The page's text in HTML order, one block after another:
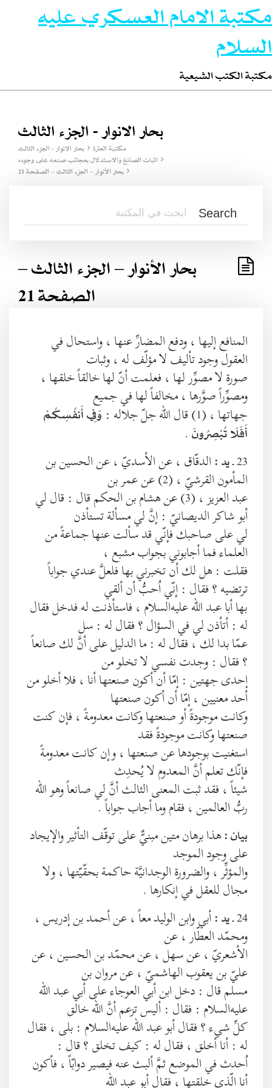
مكتبة الامام العسكري عليه
السلام
مكتبة الكتب الشيعية
بحار الانوار - الجزء الثالث
مكتبة العترة
بحار الانوار - الجزء الثالث
اثبات الصانع والاستدلال بعجائب صنعه على وجوده
بحار الأنوار – الجزء الثالث – الصفحة 21
بحار الأنوار – الجزء الثالث –
الصفحة 21
المنافع إليها ، ودفع المضارِّ عنها ، واستحال في
العقول وجود تأليف لا مؤلّف له ، وثبات
صورة لا مصوِّر لها ، فعلمت أنّ لها خالقاً خلقها ،
ومصوِّراً صوَّرها ، مخالفاً لها في جميع
جهاتها ، (1) قال الله جلّ جلاله :
وَفِي أَنفُسِكُمْ
أَفَلَا تُبْصِرُونَ .
23 ـ يد :الدقّاق ، عن الأسديّ ، عن الحسين بن
المأمون القرشيّ ، (2) عن عمر بن
عبد العزيز ، (3) عن هشام بن الحكم قال : قال لي
أبو شاكر الديصانيّ : إنَّ لي مسألة تستأذن
لي على صاحبك فإنّي قد سألت عنها جماعةً من
العلماء فما أجابوني بجواب مشبع ،
فقلت : هل لك أن تخبرني بها فلعلَّ عندي جواباً
ترتضيه ؟ فقال : إنّي اُحبُّ أن ألقي
بها أبا عبد الله عليه‌السلام ، فاستأذنت له فدخل فقال
له : أتأذن لي في السؤال ؟ فقال له : سل
عمّا بدا لك ، فقال له : ما الدليل على أنَّ لك صانعاً
؟ فقال : وجدت نفسي لا تخلو من
إحدى جهتين : إمّا أن أكون صنعتها أنا ، فلا أخلو من
أحد معنيين ، إمّا أن أكون صنعتها
وكانت موجودةً أو صنعتها وكانت معدومةً ، فإن كنت
صنعتها وكانت موجودةً فقد
استغنيت بوجودها عن صنعتها ، وإن كانت معدومةً
فإنّك تعلم أنَّ المعدوم لا يُحدِث
شيئاً ، فقد ثبت المعنى الثالث أنَّ لي صانعاً وهو الله
ربُّ العالمين ، فقام وما أجاب جواباً .
بيان :هذا برهان متين مبنيٌّ على توقّف التأثير والإيجاد
على وجود الموجد
والمؤثِّر ، والضرورة الوجدانيَّة حاكمة بحقّيّتها ، ولا
مجال للعقل في إنكارها .
24 ـ يد :أبي وابن الوليد معاً ، عن أحمد بن إدريس ،
ومحمّد العطّار ، عن
الأشعريّ ، عن سهل ، عن محمّد بن الحسين ، عن
عليّ بن يعقوب الهاشميّ ، عن مروان بن
مسلم قال : دخل ابن أبي العوجاء على أبي عبد الله
عليه‌السلام : فقال : أليس تزعم أنَّ الله خالق
كلِّ شيء ؟ فقال أبو عبد الله عليه‌السلام : بلى ، فقال
له : أنا أخلق ، فقال له : كيف تخلق ؟ قال :
اُحدث في الموضع ثمَّ ألبث عنه فيصير دوابّاً ، فأكون
أنا الّذي خلقتها ، فقال أبو عبد الله